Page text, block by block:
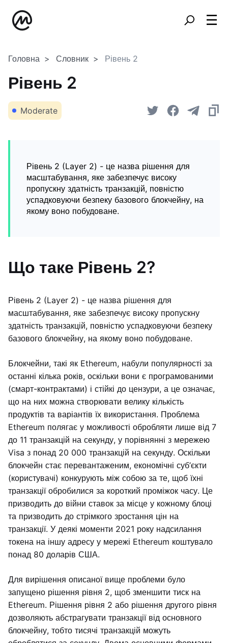
Головна Словник Рівень 2
Рівень 2
Moderate
Рівень 2 (Layer 2) - це назва рішення для
масштабування, яке забезпечує високу
пропускну здатність транзакцій, повністю
успадковуючи безпеку базового блокчейну, на
якому воно побудоване.
Що таке Рівень 2?
Рівень 2 (Layer 2) - це назва рішення для
масштабування, яке забезпечує високу пропускну
здатність транзакцій, повністю успадковуючи безпеку
базового блокчейну, на якому воно побудоване.
Блокчейни, такі як Ethereum, набули популярності за
останні кілька років, оскільки вони є програмованими
(смарт-контрактами) і стійкі до цензури, а це означає,
що на них можна створювати велику кількість
продуктів та варіантів їх використання. Проблема
Ethereum полягає у можливості обробляти лише від 7
до 11 транзакцій на секунду, у порівнянні з мережею
Visa з понад 20 000 транзакцій на секунду. Оскільки
блокчейн стає перевантаженим, економічні суб’єкти
(користувачі) конкурують між собою за те, щоб їхні
транзакції обробилися за короткий проміжок часу. Це
призводить до війни ставок за місце у кожному блоці
та призводить до стрімкого зростання цін на
транзакції. У деякі моменти 2021 року надсилання
токена на іншу адресу у мережі Ethereum коштувало
понад 80 доларів США.
Для вирішення описаної вище проблеми було
запущено рішення рівня 2, щоб зменшити тиск на
Ethereum. Рішення рівня 2 або рішення другого рівня
дозволяють абстрагувати транзакції від основного
блокчейну, тобто тисячі транзакцій можуть